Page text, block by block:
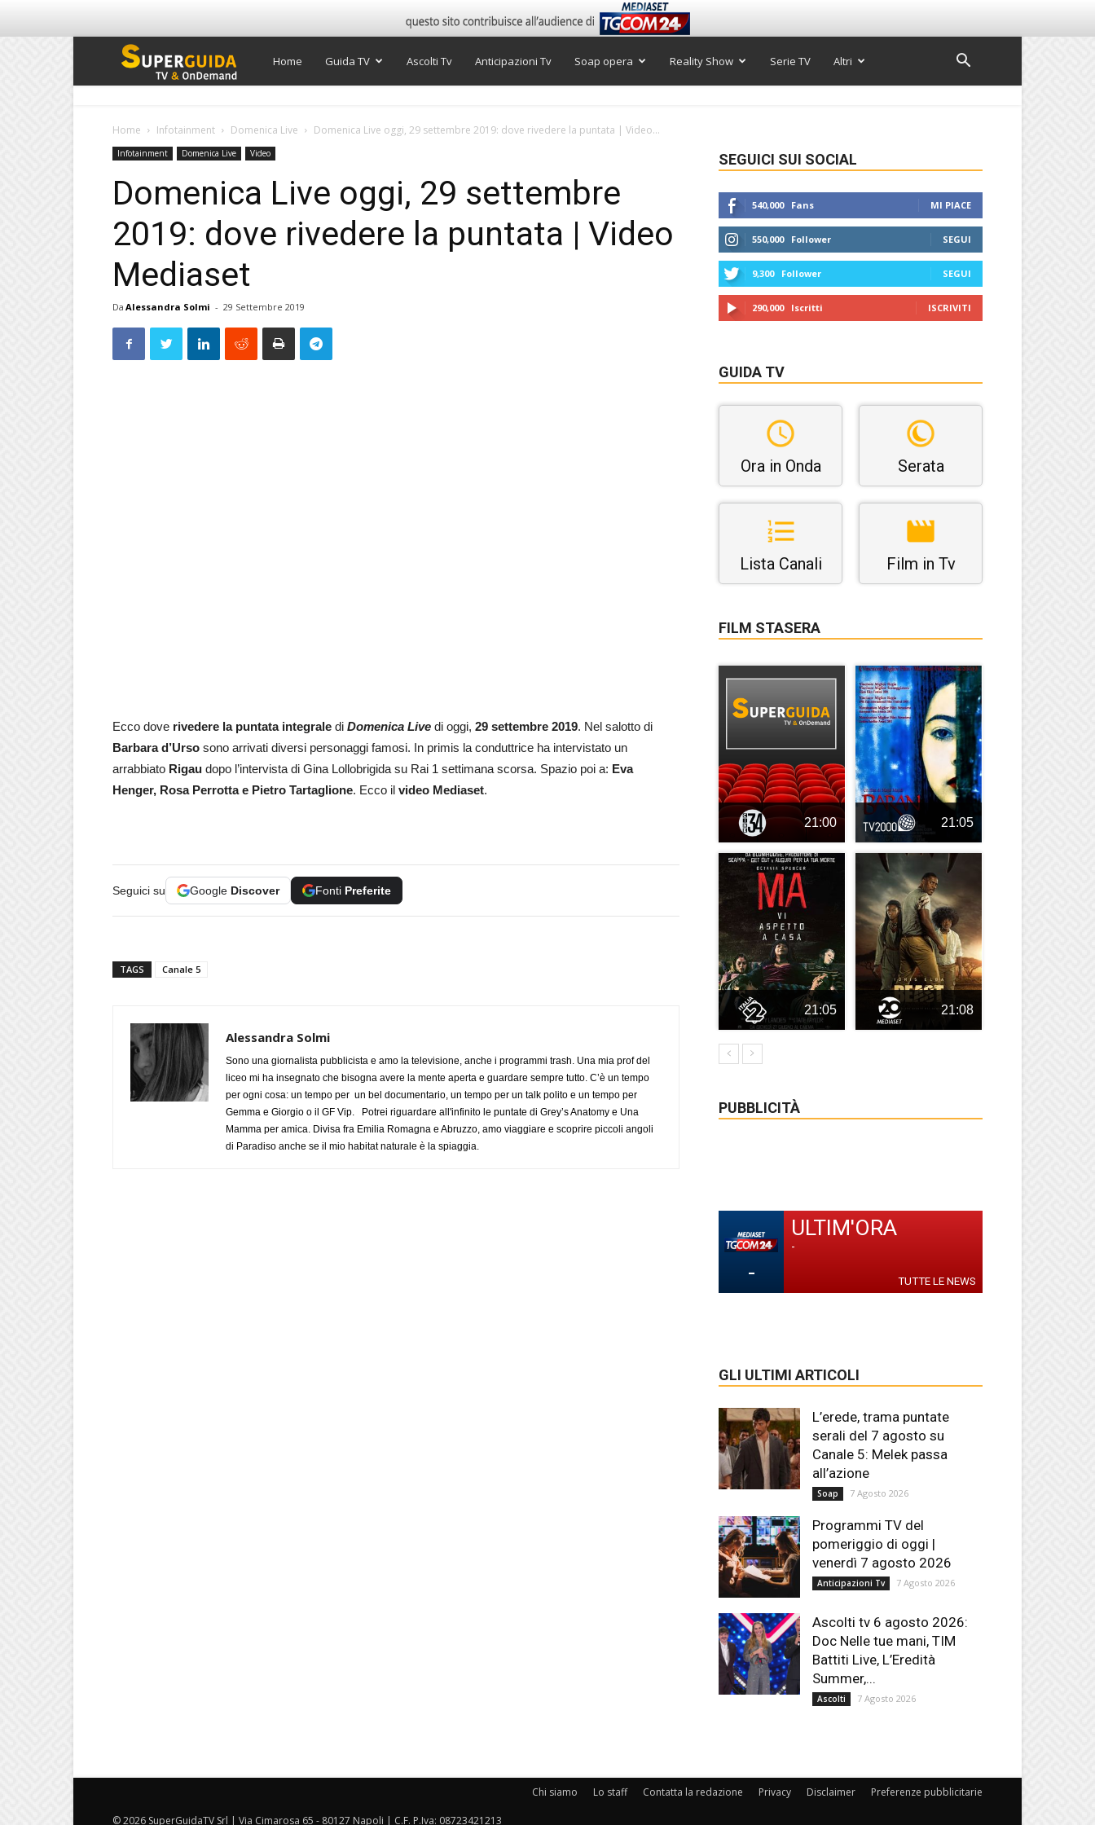
Super
TV
Home Guida TV Ascolti Tv Anticipazioni Tv Soap opera Reality Show Serie TV Altri
Home Infotainment Domenica Live Domenica Live oggi, 29 settembre 2019: dove rivedere la puntata | Video...
Infotainment Domenica Live Video
Domenica Live oggi, 29 settembre
2019: dove rivedere la puntata | Video
Mediaset
Da Alessandra Solmi - 29 Settembre 2019
Ecco dove rivedere la puntata integrale di Domenica Live di oggi, 29 settembre 2019. Nel salotto di
Barbara d’Urso sono arrivati diversi personaggi famosi. In primis la conduttrice ha intervistato un
arrabbiato Rigau dopo l’intervista di Gina Lollobrigida su Rai 1 settimana scorsa. Spazio poi a: Eva
Henger, Rosa Perrotta e Pietro Tartaglione. Ecco il video Mediaset.
Seguici su Google Discover Fonti Preferite
TAGS Canale 5
Alessandra Solmi
Sono una giornalista pubblicista e amo la televisione, anche i programmi trash. Una mia prof del
liceo mi ha insegnato che bisogna avere la mente aperta e guardare sempre tutto. C’è un tempo
per ogni cosa: un tempo per un bel documentario, un tempo per un talk polito e un tempo per
Gemma e Giorgio o il GF Vip. Potrei riguardare all'infinito le puntate di Grey’s Anatomy e Una
Mamma per amica. Divisa fra Emilia Romagna e Abruzzo, amo viaggiare e scoprire piccoli angoli
di Paradiso anche se il mio habitat naturale è la spiaggia.
SEGUICI SUI SOCIAL
540,000 Fans MI PIACE
550,000 Follower SEGUI
9,300 Follower SEGUI
290,000 Iscritti ISCRIVITI
GUIDA TV
Ora in Onda Serata
Lista Canali Film in Tv
FILM STASERA
21:00 21:05
21:05 21:08
PUBBLICITÀ
-
ULTIM'ORA
-
TUTTE LE NEWS
GLI ULTIMI ARTICOLI
L’erede, trama puntate
serali del 7 agosto su
Canale 5: Melek passa
all’azione
Soap 7 Agosto 2026
Programmi TV del
pomeriggio di oggi |
venerdì 7 agosto 2026
Anticipazioni Tv 7 Agosto 2026
Ascolti tv 6 agosto 2026:
Doc Nelle tue mani, TIM
Battiti Live, L’Eredità
Summer,...
Ascolti 7 Agosto 2026
Chi siamo Lo staff Contatta la redazione Privacy Disclaimer Preferenze pubblicitarie
© 2026 SuperGuidaTV Srl | Via Cimarosa 65 - 80127 Napoli | C.F. P.Iva: 08723421213